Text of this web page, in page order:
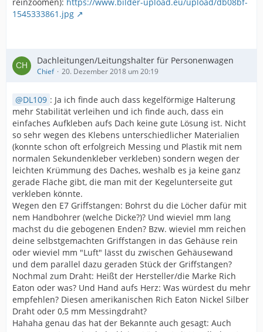
1545333861.jpg
Dachleitungen/Leitungshalter für Personenwagen
Chief 20. Dezember 2018 um 20:19
DL109 : Ja ich finde auch dass kegelförmige Halterung
mehr Stabilität verleihen und ich finde auch, dass ein
einfaches Aufkleben aufs Dach keine gute Lösung ist. Nicht
so sehr wegen des Klebens unterschiedlicher Materialien
(konnte schon oft erfolgreich Messing und Plastik mit nem
normalen Sekundenkleber verkleben) sondern wegen der
leichten Krümmung des Daches, weshalb es ja keine ganz
gerade Fläche gibt, die man mit der Kegelunterseite gut
verkleben könnte.
Wegen den E7 Griffstangen: Bohrst du die Löcher dafür mit
nem Handbohrer (welche Dicke?)? Und wieviel mm lang
machst du die gebogenen Enden? Bzw. wieviel mm reichen
deine selbstgemachten Griffstangen in das Gehäuse rein
oder wieviel mm "Luft" lässt du zwischen Gehäusewand
und dem parallel dazu geraden Stück der Griffstangen?
Nochmal zum Draht: Heißt der Hersteller/die Marke Rich
Eaton oder was? Und Hand aufs Herz: Was würdest du mehr
empfehlen? Diesen amerikanischen Rich Eaton Nickel Silber
Draht oder 0,5 mm Messingdraht?
Hahaha genau das hat der Bekannte auch gesagt: Auch